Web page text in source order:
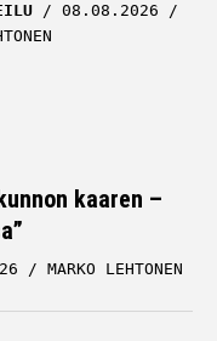
08.08.2026
kaaren –
MARKO LEHTONEN